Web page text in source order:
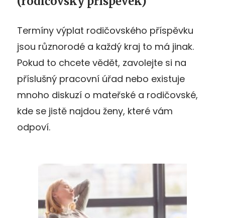
Termíny výplat rodičovského příspěvku
jsou různorodé a každý kraj to má jinak.
Pokud to chcete vědět, zavolejte si na
příslušný pracovní úřad nebo existuje
mnoho diskuzí o mateřské a rodičovské,
kde se jistě najdou ženy, které vám
odpoví.